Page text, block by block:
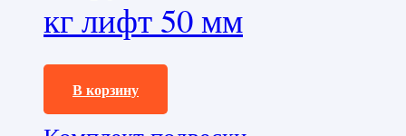
кг лифт 50 мм
266000,0₽
В корзину